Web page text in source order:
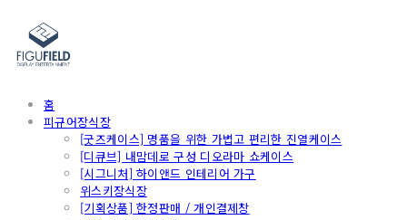
홈
피규어장식장
[굿즈케이스] 명품을 위한 가볍고 편리한 진열케이스
[디큐브] 내맘데로 구성 디오라마 쇼케이스
[시그니처] 하이앤드 인테리어 가구
위스키장식장
[기획상품] 한정판매 / 개인결제창